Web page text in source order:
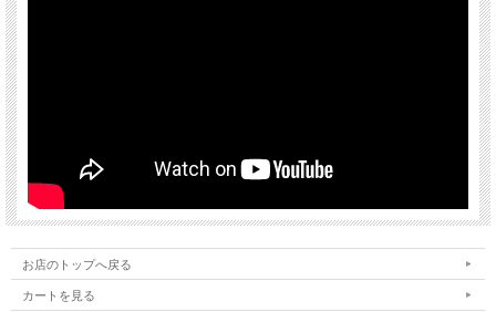
お店のトップへ戻る
カートを見る